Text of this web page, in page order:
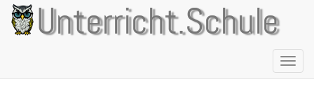
Direkt
zum
Inhalt
Unterricht.Schule